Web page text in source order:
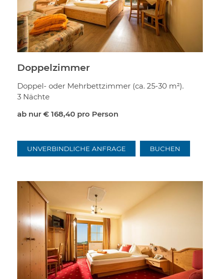
Doppelzimmer
Doppel- oder Mehrbettzimmer (ca. 25-30 m²).
3 Nächte
ab nur € 168,40 pro Person
UNVERBINDLICHE ANFRAGE BUCHEN